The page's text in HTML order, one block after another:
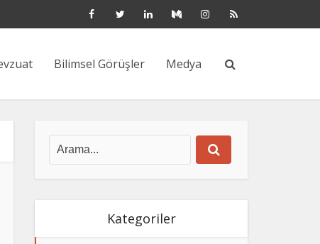
Bilimsel Görüşler Medya
Kategoriler